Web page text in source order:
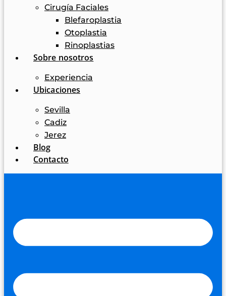
Cirugía Faciales
Blefaroplastia
Otoplastia
Rinoplastias
Sobre nosotros
Experiencia
Ubicaciones
Sevilla
Cadiz
Jerez
Blog
Contacto